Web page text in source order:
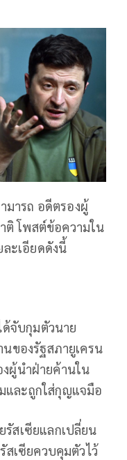
มารถ อดีตรองผู้
ติ โพสต์ข้อความใน
ะเอียดดังนี้
ด้จับกุมตัวนาย
ของรัฐสภายูเครน
งผู้นำฝ่ายค้านใน
ละถูกใส่กุญแจมือ
รัสเซียแลกเปลี่ยน
สเซียควบคุมตัวไว้